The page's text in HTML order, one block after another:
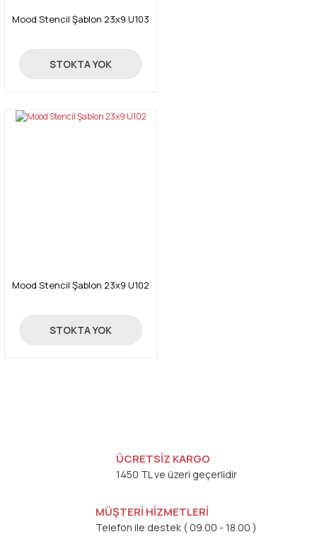
Mood Stencil Şablon 23x9 U103
24,00 TL
STOKTA YOK
Mood Stencil Şablon 23x9 U102
24,00 TL
STOKTA YOK
ÜCRETSİZ KARGO
1450 TL ve üzeri geçerlidir
MÜŞTERİ HİZMETLERİ
Telefon ile destek ( 09.00 - 18.00 )